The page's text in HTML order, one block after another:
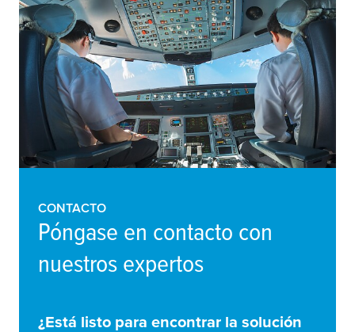
CONTACTO
Póngase en contacto con
nuestros expertos
¿Está listo para encontrar la solución